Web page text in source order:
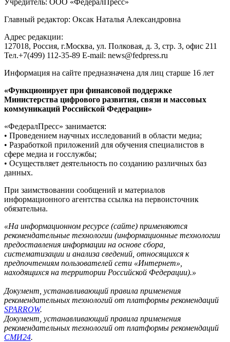
Главный редактор: Оксак Наталья Александровна
Адрес редакции:
127018, Россия, г.Москва, ул. Полковая, д. 3, стр. 3, офис 211
Тел.+7(499) 112-35-89 E-mail: news@fedpress.ru
Информация на сайте предназначена для лиц старше 16 лет
«Функционирует при финансовой поддержке
Министерства цифрового развития, связи и массовых
коммуникаций Российской Федерации»
«ФедералПресс» занимается:
• Проведением научных исследований в области медиа;
• Разработкой приложений для обучения специалистов в
сфере медиа и госслужбы;
• Осуществляет деятельность по созданию различных баз
данных.
При заимствовании сообщений и материалов
информационного агентства ссылка на первоисточник
обязательна.
«На информационном ресурсе (сайте) применяются
рекомендательные технологии (информационные технологии
предоставления информации на основе сбора,
систематизации и анализа сведений, относящихся к
предпочтениям пользователей сети «Интернет»,
находящихся на территории Российской Федерации).»
Документ, устанавливающий правила применения
рекомендательных технологий от платформы рекомендаций
SPARROW.
Документ, устанавливающий правила применения
рекомендательных технологий от платформы рекомендаций
СМИ24.